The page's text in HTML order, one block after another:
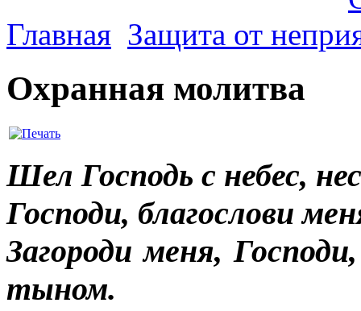
Главная Защита от
Охранная молитва
Шел Господь с небес,
Господи, благослови
Загороди меня,
тыном.